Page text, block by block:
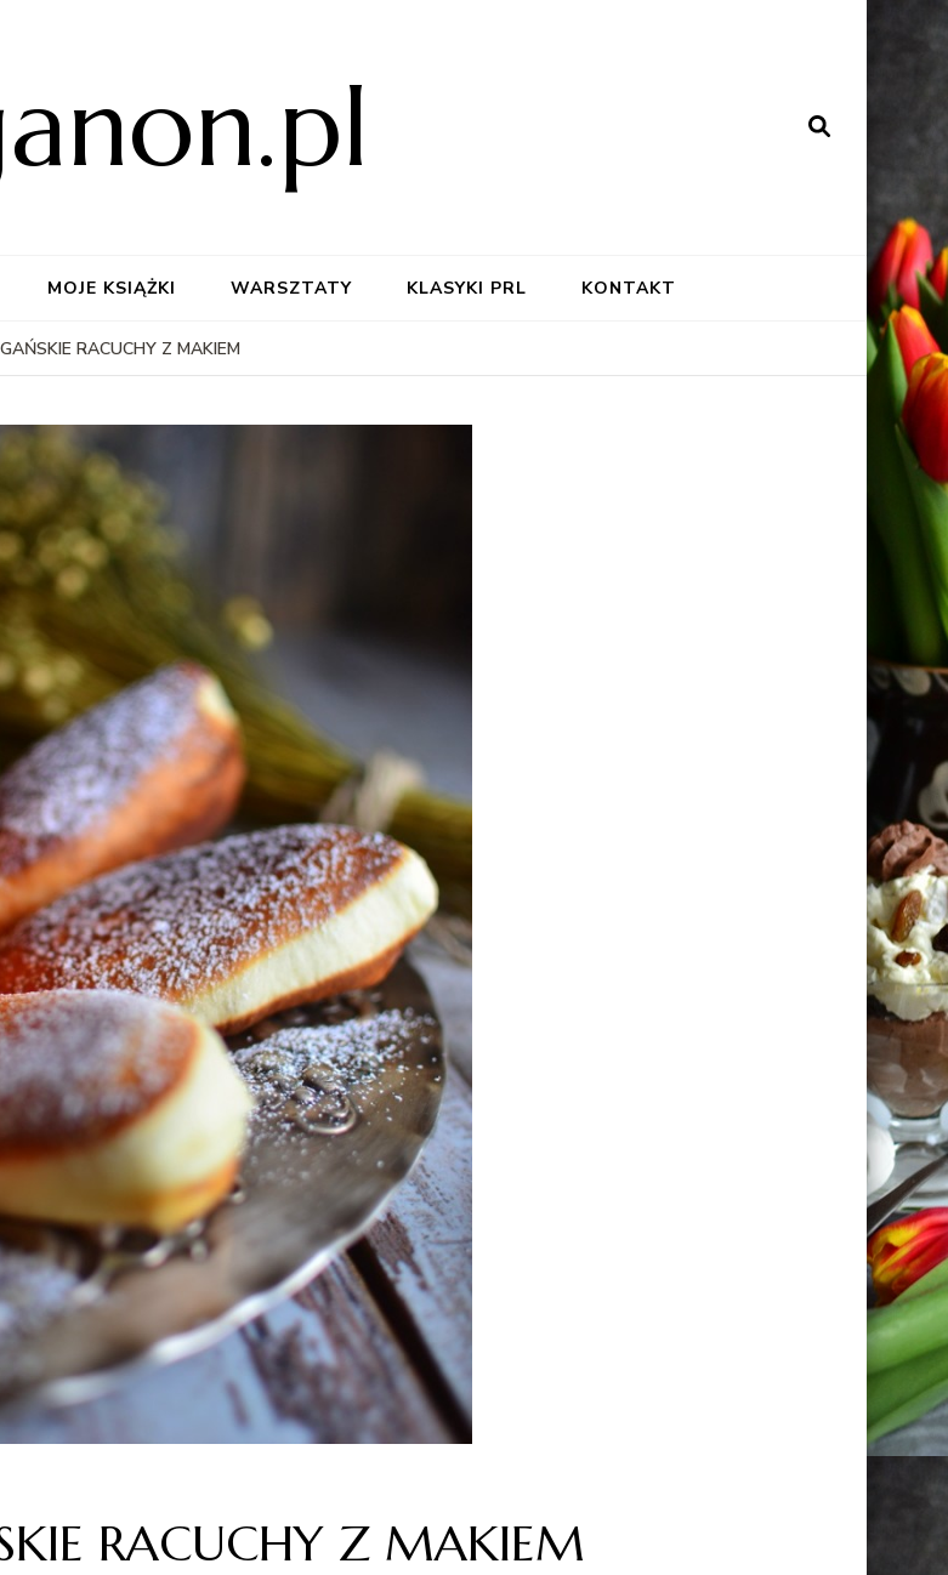
MOJE KSIĄŻKI WARSZTATY KLASYKI PRL KONTAKT
RACUCHY Z MAKIEM
RACUCHY Z MAKIEM